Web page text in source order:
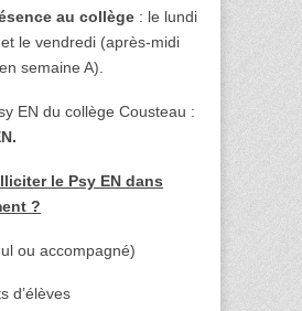
au collège : le lundi
le vendredi (après-midi
semaine A).
EN du collège Cousteau :
le Psy EN dans
?
ou accompagné)
d’élèves